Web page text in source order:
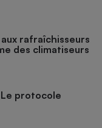
rafraîchisseurs
des climatiseurs
protocole